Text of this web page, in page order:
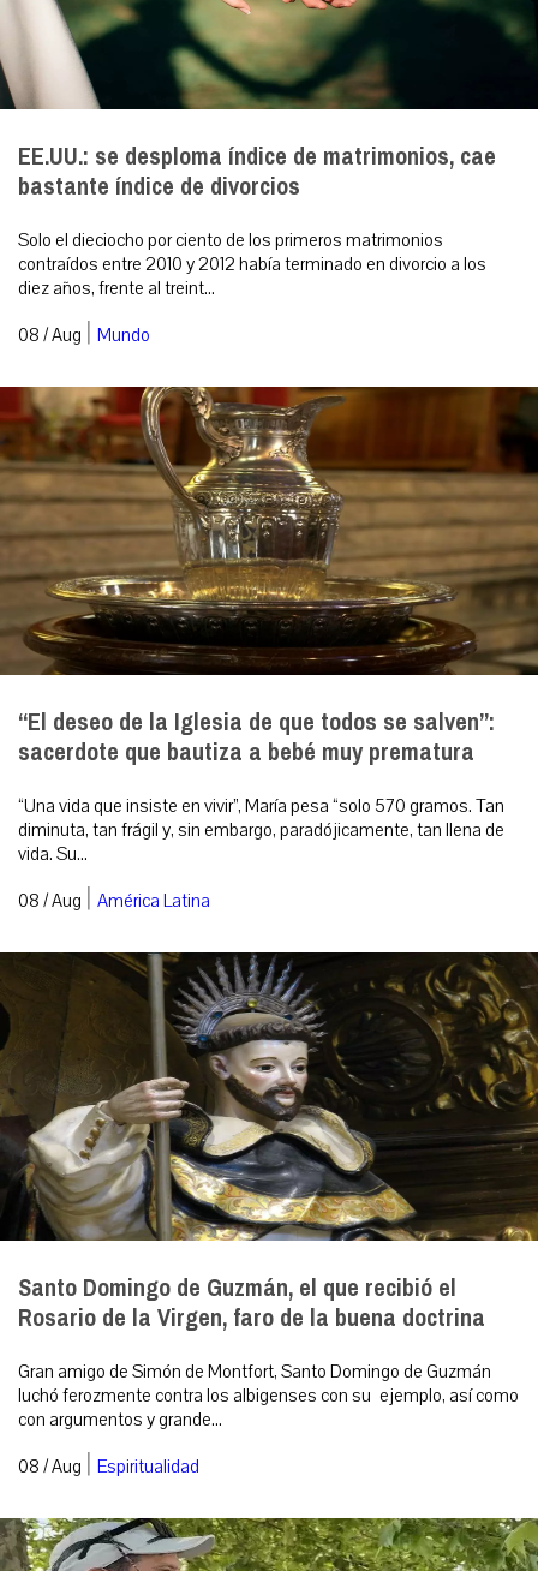
EE.UU.: se desploma índice de matrimonios, cae
bastante índice de divorcios
Solo el dieciocho por ciento de los primeros matrimonios
contraídos entre 2010 y 2012 había terminado en divorcio a los
diez años, frente al treint...
08 / Aug | Mundo
“El deseo de la Iglesia de que todos se salven”:
sacerdote que bautiza a bebé muy prematura
“Una vida que insiste en vivir”, María pesa “solo 570 gramos. Tan
diminuta, tan frágil y, sin embargo, paradójicamente, tan llena de
vida. Su...
08 / Aug | América Latina
Santo Domingo de Guzmán, el que recibió el
Rosario de la Virgen, faro de la buena doctrina
Gran amigo de Simón de Montfort, Santo Domingo de Guzmán
luchó ferozmente contra los albigenses con su ejemplo, así como
con argumentos y grande...
08 / Aug | Espiritualidad